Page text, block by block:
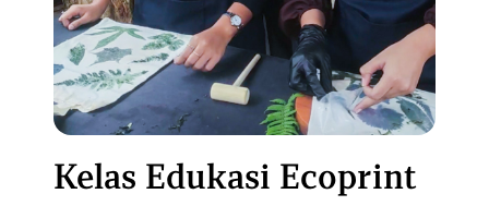
MEETING PACKAGE
SPACE RENTAL
GUEST HOUSE
KULINER
MEMBERSHIP
BALI
Kelas Edukasi Ecoprint